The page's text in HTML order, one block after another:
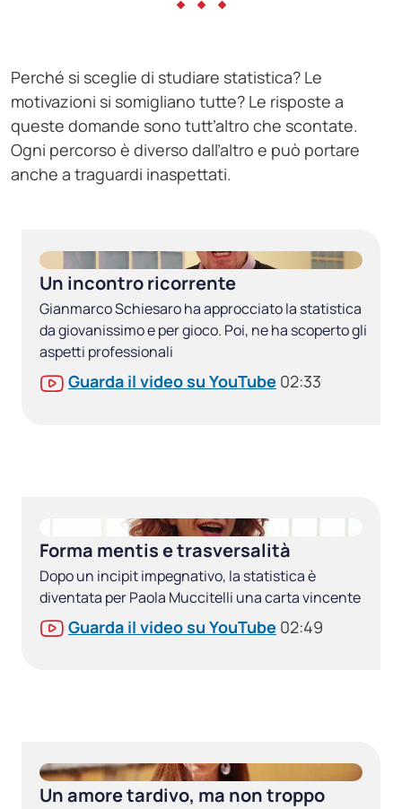
Perché si sceglie di studiare statistica? Le
motivazioni si somigliano tutte? Le risposte a
queste domande sono tutt’altro che scontate.
Ogni percorso è diverso dall’altro e può portare
anche a traguardi inaspettati.
Un incontro ricorrente
Gianmarco Schiesaro ha approcciato la statistica
da giovanissimo e per gioco. Poi, ne ha scoperto gli
aspetti professionali
Guarda il video su YouTube 02:33
Forma mentis e trasversalità
Dopo un incipit impegnativo, la statistica è
diventata per Paola Muccitelli una carta vincente
Guarda il video su YouTube 02:49
Un amore tardivo, ma non troppo